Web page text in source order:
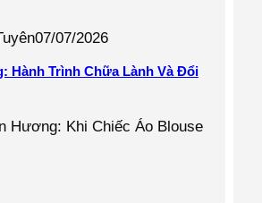
07/07/2026
Hành Trình Chữa Lành Và Đổi
Hương: Khi Chiếc Áo Blouse